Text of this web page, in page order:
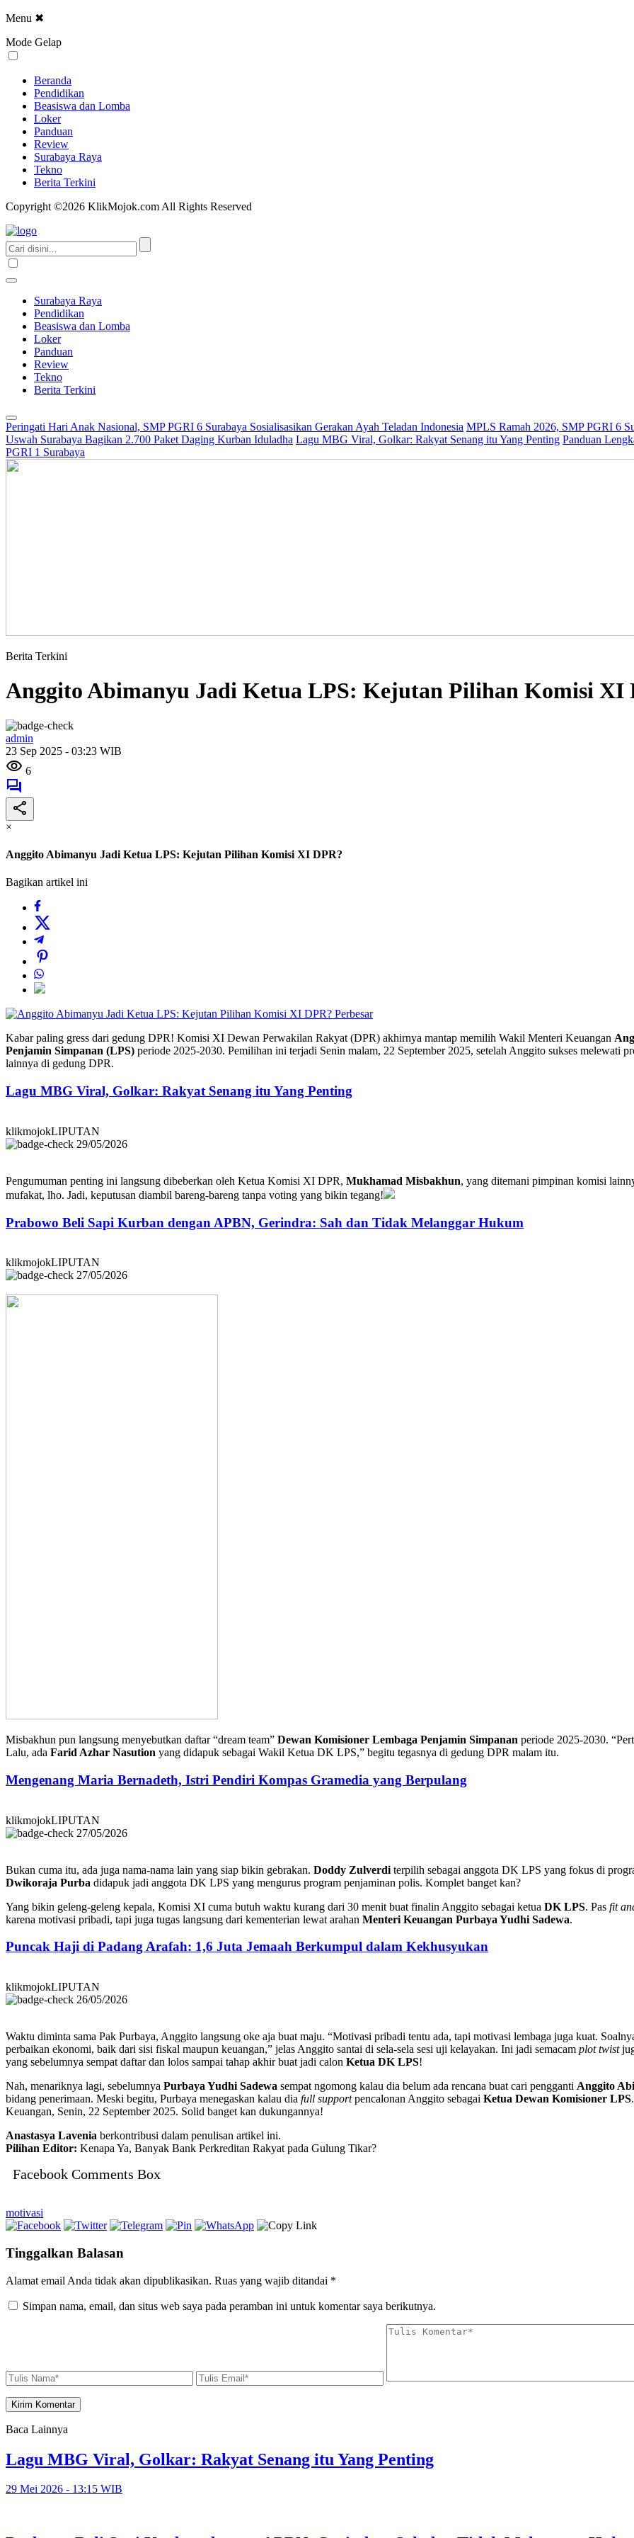
Menu ✖
Mode Gelap
Beranda
Pendidikan
Beasiswa dan Lomba
Loker
Panduan
Review
Surabaya Raya
Tekno
Berita Terkini
Copyright ©2026 KlikMojok.com All Rights Reserved
Surabaya Raya
Pendidikan
Beasiswa dan Lomba
Loker
Panduan
Review
Tekno
Berita Terkini
Peringati Hari Anak Nasional, SMP PGRI 6 Surabaya Sosialisasikan Gerakan Ayah Teladan Indonesia MPLS Ramah 2026, SMP PGRI 6
Uswah Surabaya Bagikan 2.700 Paket Daging Kurban Iduladha Lagu MBG Viral, Golkar: Rakyat Senang itu Yang Penting Panduan
PGRI 1 Surabaya
Berita Terkini
Anggito Abimanyu Jadi Ketua LPS: Kejutan Pilihan Komisi XI
admin
23 Sep 2025 - 03:23 WIB
6
×
Anggito Abimanyu Jadi Ketua LPS: Kejutan Pilihan Komisi XI DPR?
Bagikan artikel ini
Perbesar
Kabar paling gress dari gedung DPR! Komisi XI Dewan Perwakilan Rakyat (DPR) akhirnya mantap memilih Wakil Menteri Keuangan
Penjamin Simpanan (LPS) periode 2025-2030. Pemilihan ini terjadi Senin malam, 22 September 2025, setelah Anggito sukses melewati
lainnya di gedung DPR.
Lagu MBG Viral, Golkar: Rakyat Senang itu Yang Penting
klikmojokLIPUTAN
29/05/2026
Pengumuman penting ini langsung dibeberkan oleh Ketua Komisi XI DPR, Mukhamad Misbakhun, yang ditemani pimpinan komisi
mufakat, lho. Jadi, keputusan diambil bareng-bareng tanpa voting yang bikin tegang!
Prabowo Beli Sapi Kurban dengan APBN, Gerindra: Sah dan Tidak Melanggar Hukum
klikmojokLIPUTAN
27/05/2026
Misbakhun pun langsung menyebutkan daftar “dream team” Dewan Komisioner Lembaga Penjamin Simpanan periode 2025-2030.
Lalu, ada Farid Azhar Nasution yang didapuk sebagai Wakil Ketua DK LPS,” begitu tegasnya di gedung DPR malam itu.
Mengenang Maria Bernadeth, Istri Pendiri Kompas Gramedia yang Berpulang
klikmojokLIPUTAN
27/05/2026
Bukan cuma itu, ada juga nama-nama lain yang siap bikin gebrakan. Doddy Zulverdi terpilih sebagai anggota DK LPS yang fokus di
Dwikoraja Purba didapuk jadi anggota DK LPS yang mengurus program penjaminan polis. Komplet banget kan?
Yang bikin geleng-geleng kepala, Komisi XI cuma butuh waktu kurang dari 30 menit buat finalin Anggito sebagai ketua DK LPS. Pas fit
karena motivasi pribadi, tapi juga tugas langsung dari kementerian lewat arahan Menteri Keuangan Purbaya Yudhi Sadewa.
Puncak Haji di Padang Arafah: 1,6 Juta Jemaah Berkumpul dalam Kekhusyukan
klikmojokLIPUTAN
26/05/2026
Waktu diminta sama Pak Purbaya, Anggito langsung oke aja buat maju. “Motivasi pribadi tentu ada, tapi motivasi lembaga juga kuat.
perbaikan ekonomi, baik dari sisi fiskal maupun keuangan,” jelas Anggito santai di sela-sela sesi uji kelayakan. Ini jadi semacam plot twist
yang sebelumnya sempat daftar dan lolos sampai tahap akhir buat jadi calon Ketua DK LPS!
Nah, menariknya lagi, sebelumnya Purbaya Yudhi Sadewa sempat ngomong kalau dia belum ada rencana buat cari pengganti Anggito
bidang penerimaan. Meski begitu, Purbaya menegaskan kalau dia full supportpencalonan Anggito sebagai Ketua Dewan Komisioner LPS
Keuangan, Senin, 22 September 2025. Solid banget kan dukungannya!
Anastasya Lavenia berkontribusi dalam penulisan artikel ini.
Pilihan Editor: Kenapa Ya, Banyak Bank Perkreditan Rakyat pada Gulung Tikar?
Facebook Comments Box
motivasi
Tinggalkan Balasan
Alamat email Anda tidak akan dipublikasikan. Ruas yang wajib ditandai *
Simpan nama, email, dan situs web saya pada peramban ini untuk komentar saya berikutnya.
Baca Lainnya
Lagu MBG Viral, Golkar: Rakyat Senang itu Yang Penting
29 Mei 2026 - 13:15 WIB